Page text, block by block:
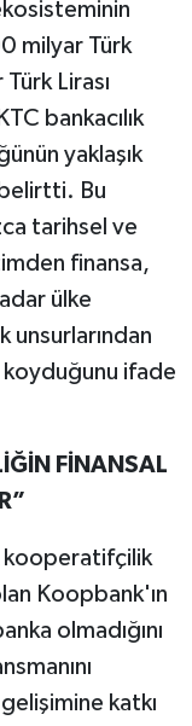
milyar Türk
Türk Lirası
bankacılık
yaklaşık
Bu
tarihsel ve
finansa,
ülke
unsurlarından
koyduğunu ifade
FİNANSAL
kooperatifçilik
Koopbank'ın
olmadığını
katkı